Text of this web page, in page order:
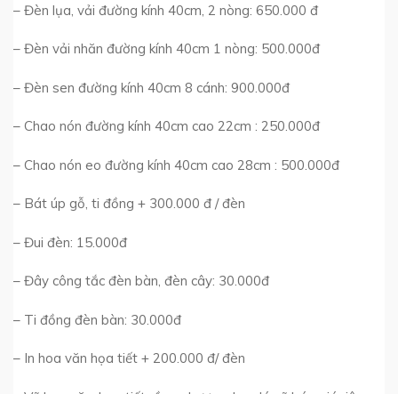
– Đèn lụa, vải đường kính 40cm, 2 nòng: 650.000 đ
– Đèn vải nhăn đường kính 40cm 1 nòng: 500.000đ
– Đèn sen đường kính 40cm 8 cánh: 900.000đ
– Chao nón đường kính 40cm cao 22cm : 250.000đ
– Chao nón eo đường kính 40cm cao 28cm : 500.000đ
– Bát úp gỗ, ti đồng + 300.000 đ / đèn
– Đui đèn: 15.000đ
– Đây công tắc đèn bàn, đèn cây: 30.000đ
– Ti đồng đèn bàn: 30.000đ
– In hoa văn họa tiết + 200.000 đ/ đèn